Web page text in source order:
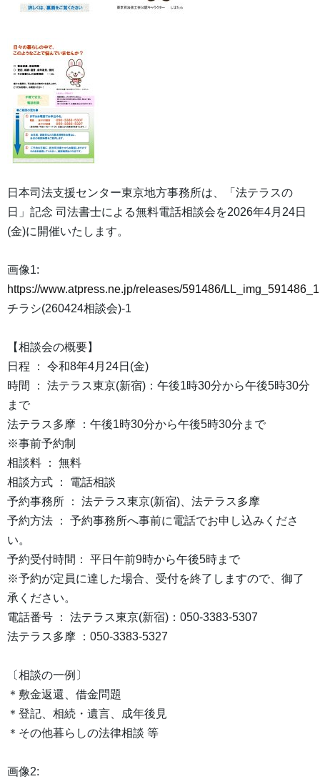
日本司法支援センター東京地方事務所は、「法テラスの
日」記念 司法書士による無料電話相談会を2026年4月24日
(金)に開催いたします。
画像1:
https://www.atpress.ne.jp/releases/591486/
チラシ(260424相談会)-1
【相談会の概要】
日程 ： 令和8年4月24日(金)
時間 ： 法テラス東京(新宿)：午後1時30分から午後5時30分
まで
法テラス多摩 ：午後1時30分から午後5時30分まで
※事前予約制
相談料 ： 無料
相談方式 ： 電話相談
予約事務所 ： 法テラス東京(新宿)、法テラス多摩
予約方法 ： 予約事務所へ事前に電話でお申し込みくださ
い。
予約受付時間： 平日午前9時から午後5時まで
※予約が定員に達した場合、受付を終了しますので、御了
承ください。
電話番号 ： 法テラス東京(新宿)：050-3383-5307
法テラス多摩 ：050-3383-5327
〔相談の一例〕
＊敷金返還、借金問題
＊登記、相続・遺言、成年後見
＊その他暮らしの法律相談 等
画像2: